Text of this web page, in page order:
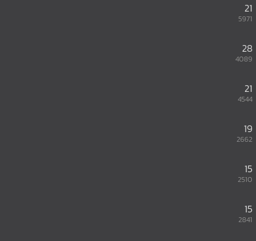
21
5971
28
4089
21
4544
19
2662
15
2510
15
2841